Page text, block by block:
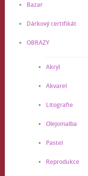
Bazar
Dárkový certifikát
OBRAZY
Akryl
Akvarel
Litografie
Olejomalba
Pastel
Reprodukce